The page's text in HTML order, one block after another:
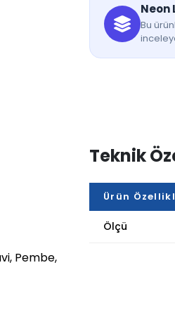
Neon
Bu
Pembe,
Teknik
Ürün
Ölçü